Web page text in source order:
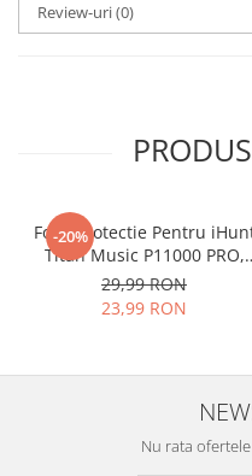
Folia avand
zgarieturi,
imaculat
utilizarea
Review-uri(0)
-20%
Folie Protectie Pentru
Titan Music P11000 PRO,
VDOO
29,99 RON
23,99 RON
Nu rata